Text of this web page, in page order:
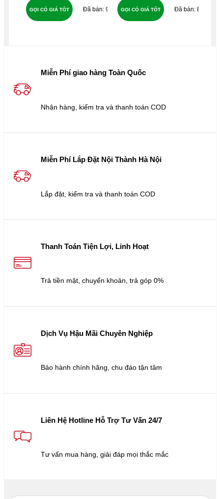
91
GỌI CÓ GIÁ TỐT 88
GỌI CÓ GIÁ TỐT
Miễn Phí giao hàng Toàn Quốc
Nhận hàng, kiểm tra và thanh toán COD
Miễn Phí Lắp Đặt Nội Thành Hà Nội
Lắp đặt, kiểm tra và thanh toán COD
Thanh Toán Tiện Lợi, Linh Hoạt
Trả tiền mặt, chuyển khoản, trả góp 0%
Dịch Vụ Hậu Mãi Chuyên Nghiệp
Bảo hành chính hãng, chu đáo tận tâm
Liên Hệ Hotline Hỗ Trợ Tư Vấn 24/7
Tư vấn mua hàng, giải đáp mọi thắc mắc